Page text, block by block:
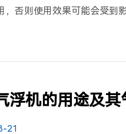
，否则使用效果可能会受到影
浮机的用途及
21